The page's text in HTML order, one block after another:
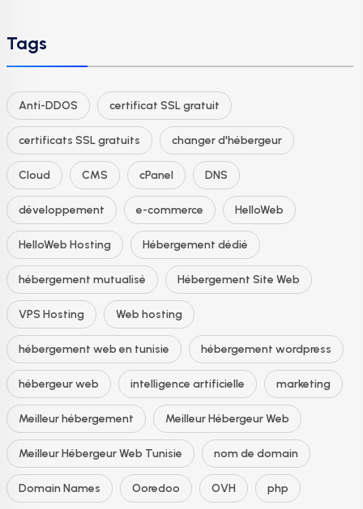
Tags
Anti-DDOS certificat SSL gratuit
certificats SSL gratuits changer d'hébergeur
Cloud CMS cPanel DNS
développement e-commerce HelloWeb
HelloWeb Hosting Hébergement dédié
hébergement mutualisé Hébergement Site Web
VPS Hosting Web hosting
hébergement web en tunisie hébergement wordpress
hébergeur web intelligence artificielle marketing
Meilleur hébergement Meilleur Hébergeur Web
Meilleur Hébergeur Web Tunisie nom de domain
Domain Names Ooredoo OVH php